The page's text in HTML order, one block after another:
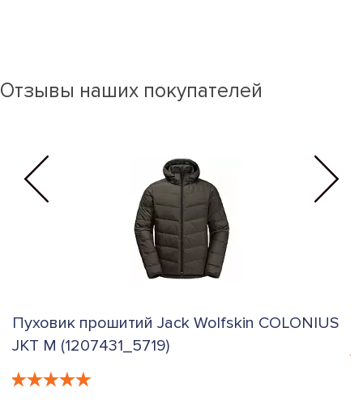
Отзывы наших покупателей
Пуховик прошитий Jack Wolfskin COLONIUS
JKT M (1207431_5719)